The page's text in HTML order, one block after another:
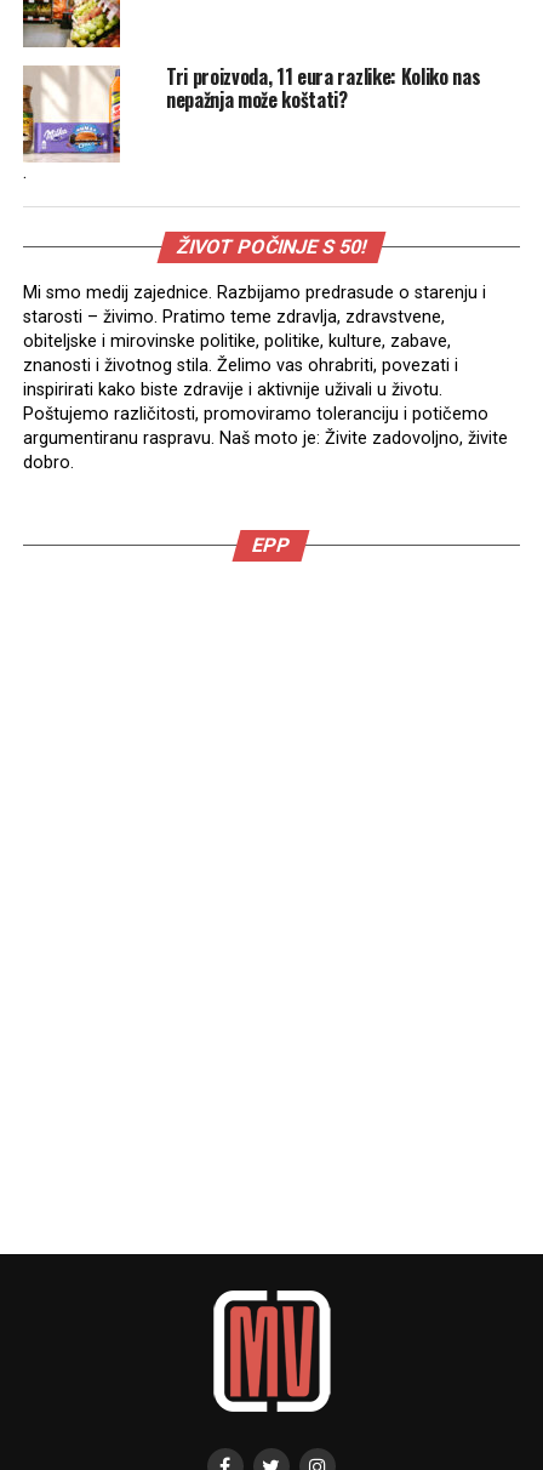
Tri proizvoda, 11 eura razlike: Koliko nas
nepažnja može koštati?
.
ŽIVOT POČINJE S 50!
Mi smo medij zajednice. Razbijamo predrasude o starenju i
starosti – živimo. Pratimo teme zdravlja, zdravstvene,
obiteljske i mirovinske politike, politike, kulture, zabave,
znanosti i životnog stila. Želimo vas ohrabriti, povezati i
inspirirati kako biste zdravije i aktivnije uživali u životu.
Poštujemo različitosti, promoviramo toleranciju i potičemo
argumentiranu raspravu. Naš moto je: Živite zadovoljno, živite
dobro.
EPP